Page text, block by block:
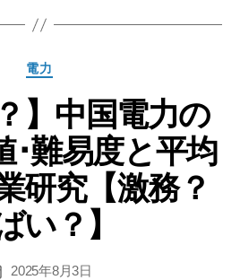
電
就
職
偏
差
と
カ
ー
電力
】中国電力の
･難易度と平均
研究【激務？
い？】
2025年8月3日